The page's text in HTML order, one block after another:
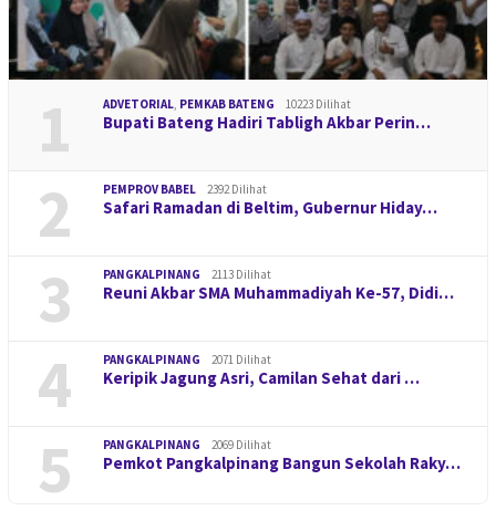
1 ADVETORIAL, PEMKAB BATENG 10223 Dilihat
Bupati Bateng Hadiri Tabligh Akbar Perin…
2 PEMPROV BABEL 2392 Dilihat
Safari Ramadan di Beltim, Gubernur Hiday…
3 PANGKALPINANG 2113 Dilihat
Reuni Akbar SMA Muhammadiyah Ke-57, Didi…
4 PANGKALPINANG 2071 Dilihat
Keripik Jagung Asri, Camilan Sehat dari …
5 PANGKALPINANG 2069 Dilihat
Pemkot Pangkalpinang Bangun Sekolah Raky…